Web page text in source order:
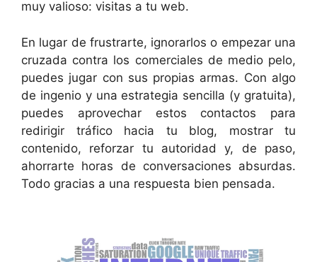
muy valioso: visitas a tu web.
En lugar de frustrarte, ignorarlos o empezar una
cruzada contra los comerciales de medio pelo,
puedes jugar con sus propias armas. Con algo
de ingenio y una estrategia sencilla (y gratuita),
puedes aprovechar estos contactos para
redirigir tráfico hacia tu blog, mostrar tu
contenido, reforzar tu autoridad y, de paso,
ahorrarte horas de conversaciones absurdas.
Todo gracias a una respuesta bien pensada.